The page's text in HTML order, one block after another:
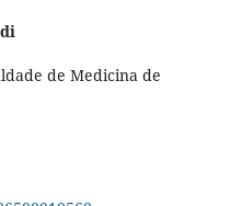
de Medicina de